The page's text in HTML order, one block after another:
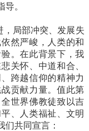
。
局部冲突、发展失
然严峻，人类的和
。在此背景下，我
关怀、中道和合、
跨越信仰的精神力
贡献力量。值此第
世界佛教徒致以吉
、人类福祉、文明
共同宣言：